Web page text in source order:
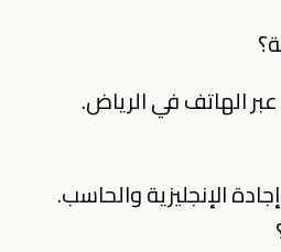
الهاتف في الرياض.
الإنجليزية والحاسب.